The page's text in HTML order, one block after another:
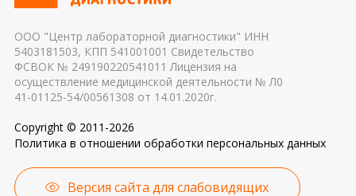
ООО "Центр лабораторной диагностики" ИНН
5403181503, КПП 541001001 Свидетельство
ФСВОК № 249190220541011 Лицензия на
осуществление медицинской деятельности № Л0
41-01125-54/00561308 от 14.01.2020г.
Copyright © 2011-2026
Политика в отношении обработки персональных данных
Версия сайта для слабовидящих